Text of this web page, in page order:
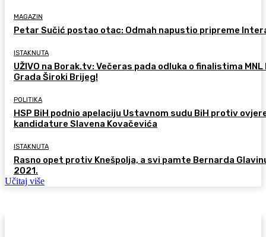
MAGAZIN
Petar Sučić postao otac: Odmah napustio pripreme
ISTAKNUTA
UŽIVO na Borak.tv: Večeras pada odluka o finalistima MNL
Grada Široki Brijeg!
POLITIKA
HSP BiH podnio apelaciju Ustavnom sudu BiH protiv
kandidature Slavena Kovačevića
ISTAKNUTA
Rasno opet protiv Knešpolja, a svi pamte Bernarda
2021.
Učitaj više